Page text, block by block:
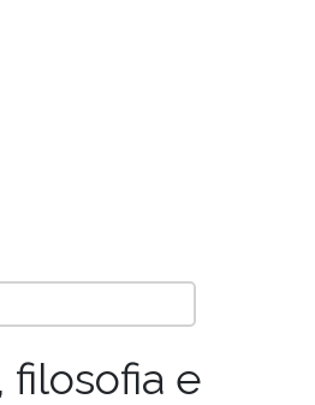
filosofia e